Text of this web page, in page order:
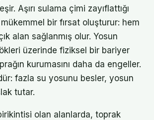
Aşırı sulama çimi zayıflattığı
bir fırsat oluşturur: hem
alan sağlanmış olur. Yosun
üzerinde fiziksel bir bariyer
kurumasını daha da engeller.
fazla su yosunu besler, yosun
tutar.
olan alanlarda, toprak